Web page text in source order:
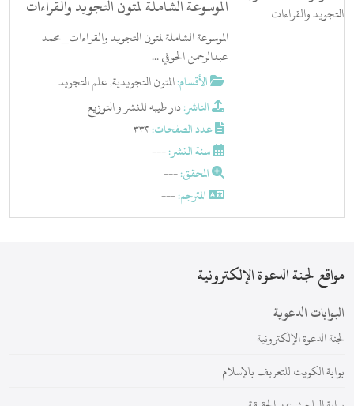
الموسوعة الشاملة لمتون التجويد والقراءات
الموسوعة الشاملة لمتون التجويد والقراءات_محمد
عبدالرحمن الحوفي ...
الأقسام:المتون التجويدية,علم التجويد
الناشر:دار طيبه للنشر و التوزيع
عدد الصفحات:
سنة النشر:---
المحقق:---
المترجم:---
مواقع لجنة الدعوة الإلكترونية
البوابات الدعوية
لجنة الدعوة الإلكترونية
بوابة الكويت للتعريف بالإسلام